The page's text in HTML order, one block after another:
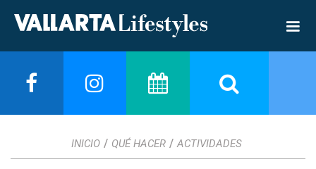
INICIO / QUÉ HACER / ACTIVIDADES